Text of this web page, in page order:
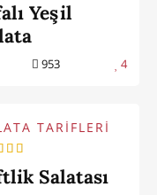
Yeşil
953 4
TARİFLERİ
Salatası